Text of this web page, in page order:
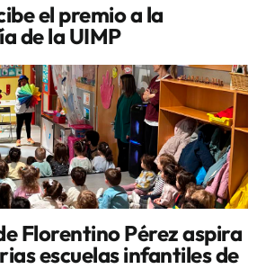
el premio a la
de la UIMP
Florentino Pérez aspira
escuelas infantiles de